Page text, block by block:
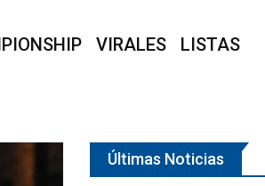
VIRALES LISTAS
Últimas Noticias